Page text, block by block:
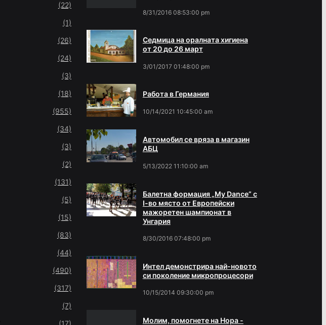
(22)
(1)
(26)
(24)
(3)
(18)
(955)
(34)
(3)
(2)
(131)
(5)
(15)
(83)
(44)
(490)
(317)
(7)
8/31/2016 08:53:00 pm
Седмица на оралната хигиена
от 20 до 26 март
3/01/2017 01:48:00 pm
Работа в Германия
10/14/2021 10:45:00 am
Автомобил се вряза в магазин
АБЦ
5/13/2022 11:10:00 am
Балетна формация „My Dance” с
І-во място от Европейски
мажоретен шампионат в
Унгария
8/30/2016 07:48:00 pm
Интел демонстрира най-новото
си поколение микропроцесори
10/15/2014 09:30:00 pm
Молим, помогнете на Нора -